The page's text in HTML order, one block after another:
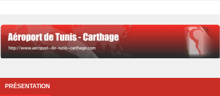
PRÉSENTATION